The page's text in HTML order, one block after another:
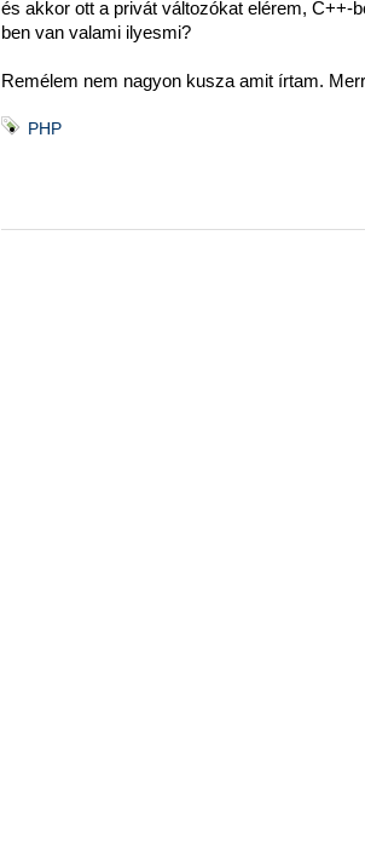
és akkor ott a privát változókat elérem, C++-
ben van valami ilyesmi?
Remélem nem nagyon kusza amit írtam.
PHP